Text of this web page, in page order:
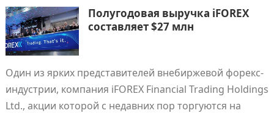
Полугодовая выручка iFOREX
составляет $27 млн
Один из ярких представителей внебиржевой форекс-
индустрии, компания iFOREX Financial Trading Holdings
Ltd., акции которой с недавних пор торгуются на